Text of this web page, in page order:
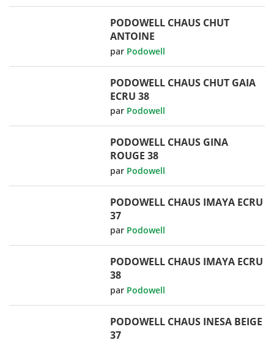
PODOWELL CHAUS CHUT
ANTOINE
par Podowell
PODOWELL CHAUS CHUT GAIA
ECRU 38
par Podowell
PODOWELL CHAUS GINA
ROUGE 38
par Podowell
PODOWELL CHAUS IMAYA ECRU
37
par Podowell
PODOWELL CHAUS IMAYA ECRU
38
par Podowell
PODOWELL CHAUS INESA BEIGE
37